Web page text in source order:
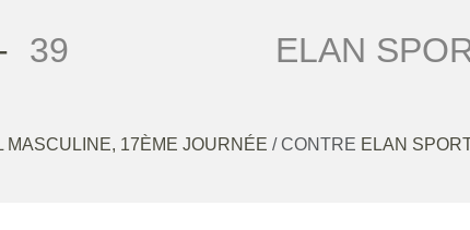
39 ELAN
MASCULINE, 17ÈME JOURNÉE / CONTRE ELAN